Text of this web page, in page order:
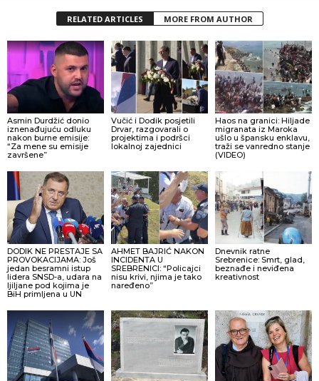
RELATED ARTICLES MORE FROM AUTHOR
Asmin Durdžić donio
iznenađujuću odluku
nakon burne emisije:
“Za mene su emisije
završene”
Vučić i Dodik posjetili
Drvar, razgovarali o
projektima i podršci
lokalnoj zajednici
Haos na granici: Hiljade
migranata iz Maroka
ušlo u špansku enklavu,
traži se vanredno stanje
(VIDEO)
DODIK NE PRESTAJE SA
PROVOKACIJAMA: Još
jedan besramni istup
lidera SNSD-a, udara na
ljiljane pod kojima je
BiH primljena u UN
AHMET BAJRIĆ NAKON
INCIDENTA U
SREBRENICI: “Policajci
nisu krivi, njima je tako
naređeno”
Dnevnik ratne
Srebrenice: Smrt, glad,
beznađe i neviđena
kreativnost